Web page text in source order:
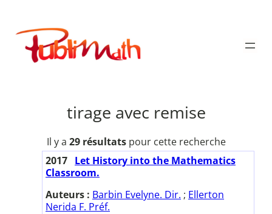
contenu
Publimath
tirage avec remise
Il y a 29 résultatspour cette recherche
2017 Let History into the Mathematics
Classroom.
Auteurs : Barbin Evelyne. Dir. ; Ellerton
Nerida F. Préf.